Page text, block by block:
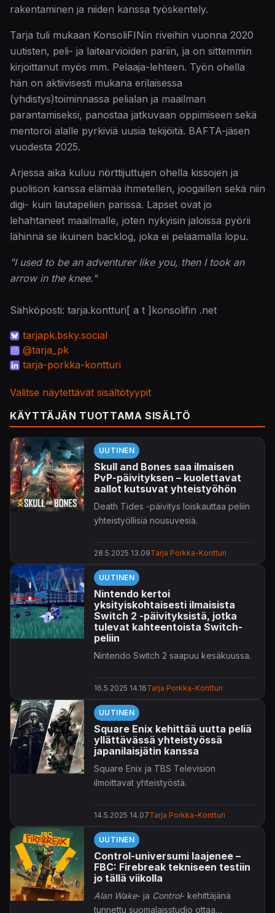
rakentaminen ja niiden kanssa työskentely.
Tarja tuli mukaan KonsoliFINin riveihin vuonna 2020
uutisten, peli- ja laitearvioiden pariin, ja on sittemmin
kirjoittanut myös mm. Pelaaja-lehteen. Työn ohella
hän on aktiivisesti mukana erilaisessa
(yhdistys)toiminnassa pelialan ja maailman
parantamiseksi, panostaa jatkuvaan oppimiseen sekä
mentoroi alalle pyrkiviä uusia tekijöitä. BAFTA-jäsen
vuodesta 2025.
Arjessa aika kuluu nörttijuttujen ohella kissojen ja
puolison kanssa elämää ihmetellen, joogaillen sekä niin
digi- kuin lautapelien parissa. Lapset ovat jo
lehahtaneet maailmalle, joten nykyisin jaloissa pyörii
lähinnä se ikuinen backlog, joka ei pelaamalla lopu.
"I used to be an adventurer like you, then I took an
arrow in the knee."
Sähköposti: tarja.kontturi[ a t ]konsolifin .net
tarjapk.bsky.social
@tarja_pk
tarja-porkka-kontturi
Valitse näytettävät sisältötyypit
KÄYTTÄJÄN TUOTTAMA SISÄLTÖ
UUTINEN
Skull and Bones saa ilmaisen
PvP-päivityksen – kuolettavat
aallot kutsuvat yhteistyöhön
Death Tides -päivitys loiskauttaa peliin
yhteistyöllisiä nousuvesiä.
28.5.2025 13.09Tarja Porkka-Kontturi
UUTINEN
Nintendo kertoi
yksityiskohtaisesti ilmaisista
Switch 2 -päivityksistä, jotka
tulevat kahteentoista Switch-
peliin
Nintendo Switch 2 saapuu kesäkuussa.
16.5.2025 14.16Tarja Porkka-Kontturi
UUTINEN
Square Enix kehittää uutta peliä
yllättävässä yhteistyössä
japanilaisjätin kanssa
Square Enix ja TBS Television
ilmoittavat yhteistyöstä.
14.5.2025 14.07Tarja Porkka-Kontturi
UUTINEN
Control-universumi laajenee –
FBC: Firebreak tekniseen testiin
jo tällä viikolla
Alan Wake- ja Control- kehittäjänä
tunnettu suomalaisstudio ottaa